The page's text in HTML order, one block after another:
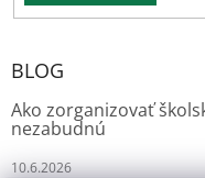
BLOG
Ako zorganizovať
nezabudnú
10.6.2026